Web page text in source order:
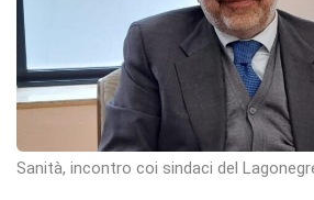
Sanità, incontro coi sindaci del